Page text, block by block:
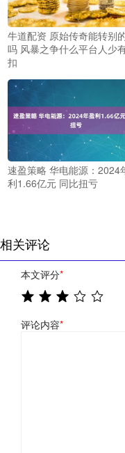
牛道配资 原始传奇能转别
吗 风暴之争什么平台人少
扣
速盈策略 华电能源：2024
利1.66亿元 同比扭亏
相关评论
本文评分*
评论内容*